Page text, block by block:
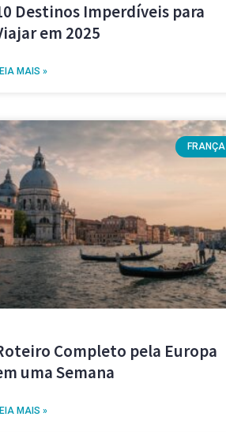
Destinos Imperdíveis para
em 2025
MAIS »
FRANÇA
Completo pela Europa
uma Semana
MAIS »